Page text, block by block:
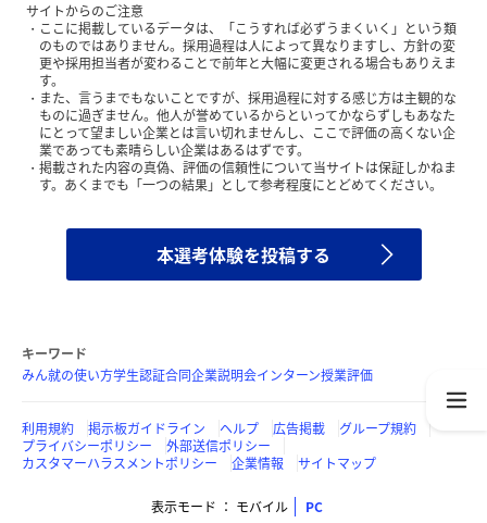
サイトからのご注意
ここに掲載しているデータは、「こうすれば必ずうまくいく」という類
のものではありません。採用過程は人によって異なりますし、方針の変
更や採用担当者が変わることで前年と大幅に変更される場合もありえま
す。
また、言うまでもないことですが、採用過程に対する感じ方は主観的な
ものに過ぎません。他人が誉めているからといってかならずしもあなた
にとって望ましい企業とは言い切れませんし、ここで評価の高くない企
業であっても素晴らしい企業はあるはずです。
掲載された内容の真偽、評価の信頼性について当サイトは保証しかねま
す。あくまでも「一つの結果」として参考程度にとどめてください。
本選考体験を投稿する
キーワード
みん就の使い方学生認証合同企業説明会インターン授業評価
利用規約 掲示板ガイドライン ヘルプ 広告掲載
グループ規約
プライバシーポリシー
外部送信ポリシー
カスタマーハラスメントポリシー
企業情報 サイトマップ
表示モード モバイル PC